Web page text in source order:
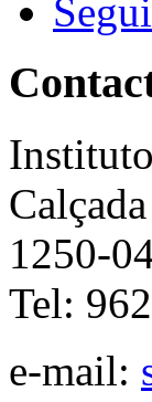
1250-
Tel:
e-mail: